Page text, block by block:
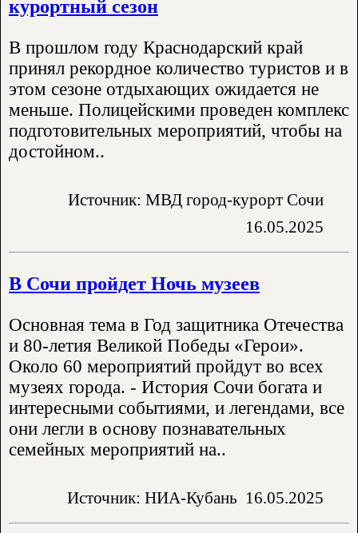
курортный сезон
В прошлом году Краснодарский край
принял рекордное количество туристов и в
этом сезоне отдыхающих ожидается не
меньше. Полицейскими проведен комплекс
подготовительных мероприятий, чтобы на
достойном..
Источник: МВД город-курорт Сочи
16.05.2025
В Сочи пройдет Ночь музеев
Основная тема в Год защитника Отечества
и 80-летия Великой Победы «Герои».
Около 60 мероприятий пройдут во всех
музеях города. - История Сочи богата и
интересными событиями, и легендами, все
они легли в основу познавательных
семейных мероприятий на..
Источник: НИА-Кубань 16.05.2025